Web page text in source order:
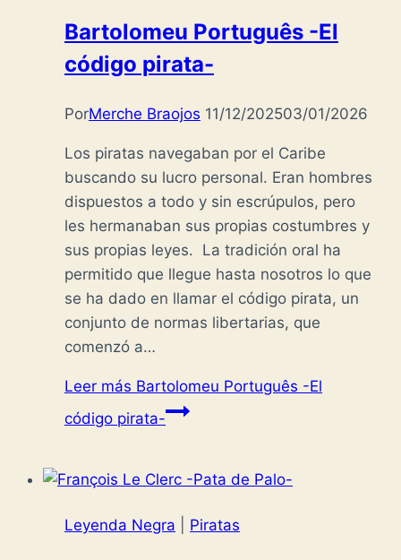
Bartolomeu Português -El
código pirata-
PorMerche Braojos 11/12/202503/01/2026
Los piratas navegaban por el Caribe
buscando su lucro personal. Eran hombres
dispuestos a todo y sin escrúpulos, pero
les hermanaban sus propias costumbres y
sus propias leyes. La tradición oral ha
permitido que llegue hasta nosotros lo que
se ha dado en llamar el código pirata, un
conjunto de normas libertarias, que
comenzó a…
Leer más Bartolomeu Português -El
código pirata-
Leyenda Negra Piratas